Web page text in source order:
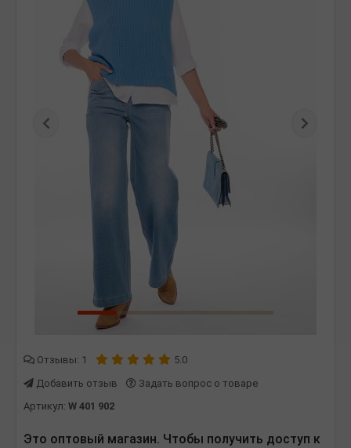
Предыдущая
Отзывы: 1
5.0
Добавить отзыв
Задать вопрос о товаре
Артикул: W 401 902
Это оптовый магазин. Чтобы получить доступ к